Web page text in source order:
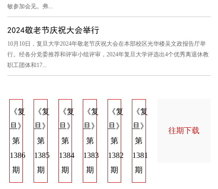
敏参加会见。弗...
2024敬老节庆祝大会举行
10月10日，复旦大学2024年敬老节庆祝大会在本部校区光华楼吴文政报告厅举
行。经各分党委推荐和评审小组评审，2024年复旦大学评选出4个优秀离退休教
职工团体和17...
《复
旦》
第
1386
期
《复
旦》
第
1385
期
《复
旦》
第
1384
期
《复
旦》
第
1383
期
《复
旦》
第
1382
期
《复
旦》
第
1381
期
旦》
往期下载